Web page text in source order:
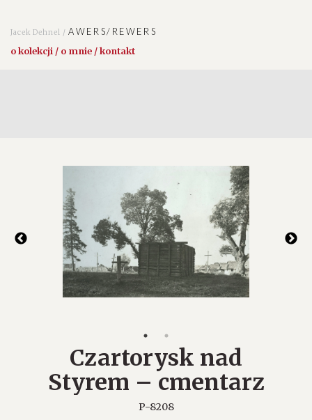
Jacek Dehnel /AWERS/REWERS
o kolekcji / o mnie / kontakt
Czartorysk nad
Styrem – cmentarz
P-8208